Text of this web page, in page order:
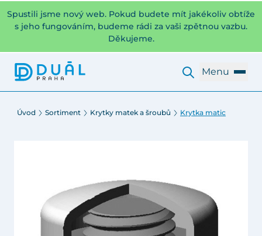
Spustili jsme nový web. Pokud budete mít jakékoliv obtíže
s jeho fungováním, budeme rádi za vaši zpětnou vazbu.
Děkujeme.
Menu
Úvod Sortiment Krytky matek a šroubů Krytka matic